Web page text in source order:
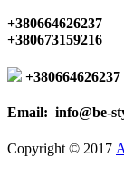
+380664626237
+380673159216
+380664626237
Email: info@be-
Copyright © 2017